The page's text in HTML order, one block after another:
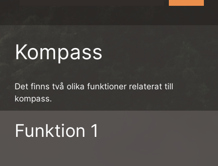
Kompass
Det finns två olika funktioner relaterat till
kompass.
Funktion 1